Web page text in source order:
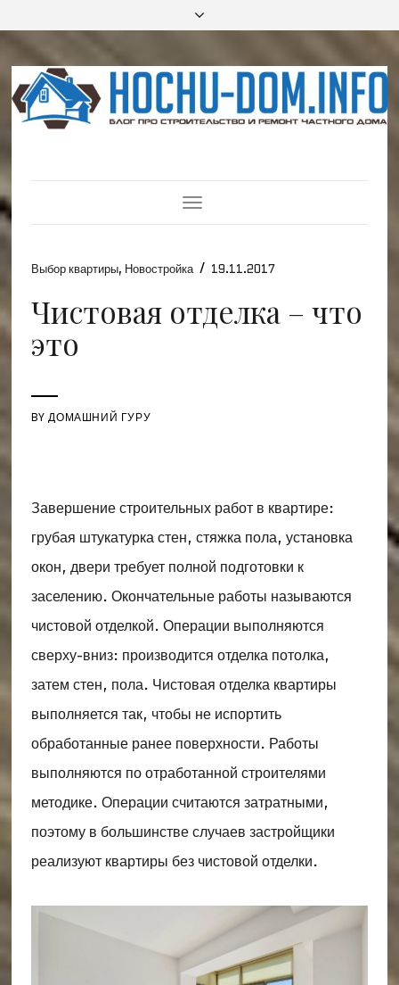
Toggle
Navigation
Выбор квартиры, Новостройка / 19.11.2017
Чистовая отделка – что
это
BYДОМАШНИЙ ГУРУ
Завершение строительных работ в квартире:
грубая штукатурка стен, стяжка пола, установка
окон, двери требует полной подготовки к
заселению. Окончательные работы называются
чистовой отделкой. Операции выполняются
сверху-вниз: производится отделка потолка,
затем стен, пола. Чистовая отделка квартиры
выполняется так, чтобы не испортить
обработанные ранее поверхности. Работы
выполняются по отработанной строителями
методике. Операции считаются затратными,
поэтому в большинстве случаев застройщики
реализуют квартиры без чистовой отделки.